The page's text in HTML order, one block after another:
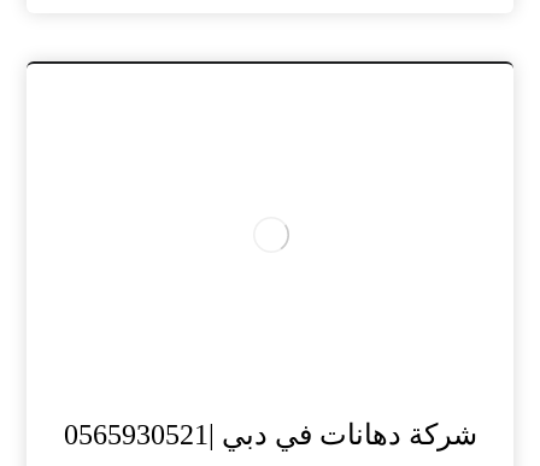
شركة دهانات في دبي |0565930521